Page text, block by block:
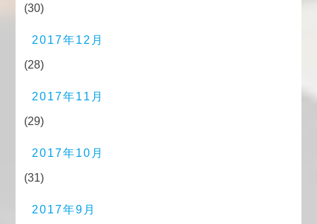
(30)
2017年12月
(28)
2017年11月
(29)
2017年10月
(31)
2017年9月